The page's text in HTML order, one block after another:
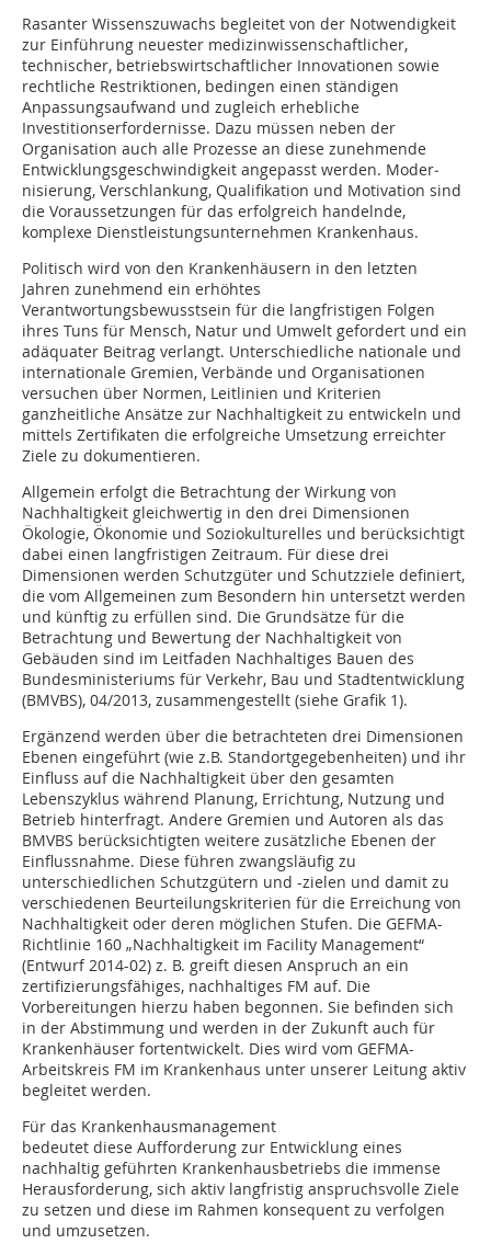
Rasanter Wissenszuwachs begleitet von der Notwendigkeit
zur Einführung neuester medizinwissenschaftlicher,
technischer, betriebswirtschaftlicher Innovationen sowie
rechtliche Restriktionen, bedingen einen ständigen
Anpassungsaufwand und zugleich erhebliche
Investitionserfordernisse. Dazu müssen neben der
Organisation auch alle Prozesse an diese zunehmende
Entwicklungsgeschwindigkeit angepasst werden. Moder­
nisierung, Verschlankung, Qualifikation und Motivation sind
die Voraussetzungen für das erfolgreich handelnde,
komplexe Dienstleistungsunternehmen Krankenhaus.
Politisch wird von den Krankenhäusern in den letzten
Jahren zunehmend ein erhöhtes
Verantwortungsbewusstsein für die langfristigen Folgen
ihres Tuns für Mensch, Natur und Umwelt gefordert und ein
adäquater Beitrag verlangt. Unterschiedliche nationale und
internationale Gremien, Verbände und Organisationen
versuchen über Normen, Leitlinien und Kriterien
ganzheitliche Ansätze zur Nachhaltigkeit zu entwickeln und
mittels Zertifikaten die erfolgreiche Umsetzung erreichter
Ziele zu dokumentieren.
Allgemein erfolgt die Betrachtung der Wirkung von
Nachhaltigkeit gleichwertig in den drei Dimensionen
Ökologie, Ökonomie und Soziokulturelles und berücksichtigt
dabei einen langfristigen Zeitraum. Für diese drei
Dimensionen werden Schutzgüter und Schutzziele definiert,
die vom Allgemeinen zum Besondern hin untersetzt werden
und künftig zu erfüllen sind. Die Grundsätze für die
Betrachtung und Bewertung der Nachhaltigkeit von
Gebäuden sind im Leitfaden Nachhaltiges Bauen des
Bundesministeriums für Verkehr, Bau und Stadtentwicklung
(BMVBS), 04/2013, zusammengestellt (siehe Grafik 1).
Ergänzend werden über die betrachteten drei Dimensionen
Ebenen eingeführt (wie z.B. Standortgegebenheiten) und ihr
Einfluss auf die Nachhaltigkeit über den gesamten
Lebenszyklus während Planung, Errichtung, Nutzung und
Betrieb hinterfragt. Andere Gremien und Autoren als das
BMVBS berücksichtigten weitere zusätzliche Ebenen der
Einflussnahme. Diese führen zwangsläufig zu
unterschiedlichen Schutzgütern und -zielen und damit zu
verschiedenen Beurteilungskriterien für die Erreichung von
Nachhaltigkeit oder deren möglichen Stufen. Die GEFMA-
Richtlinie 160 „Nachhaltigkeit im Facility Management“
(Entwurf 2014-02) z. B. greift diesen Anspruch an ein
zertifizierungsfähiges, nachhaltiges FM auf. Die
Vorbereitungen hierzu haben begonnen. Sie befinden sich
in der Abstimmung und werden in der Zukunft auch für
Krankenhäuser fortentwickelt. Dies wird vom GEFMA-
Arbeitskreis FM im Krankenhaus unter unserer Leitung aktiv
begleitet werden.
Für das Krankenhausmanagement
bedeutet diese Aufforderung zur Entwicklung eines
nachhaltig geführten Krankenhausbetriebs die immense
Herausforderung, sich aktiv langfristig anspruchsvolle Ziele
zu setzen und diese im Rahmen konsequent zu verfolgen
und umzusetzen.